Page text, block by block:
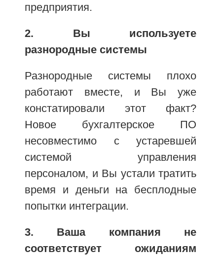
предприятия.
2. Вы используете
разнородные системы
Разнородные системы плохо
работают вместе, и Вы уже
констатировали этот факт?
Новое бухгалтерское ПО
несовместимо с устаревшей
системой управления
персоналом, и Вы устали тратить
время и деньги на бесплодные
попытки интеграции.
3. Ваша компания не
соответствует ожиданиям